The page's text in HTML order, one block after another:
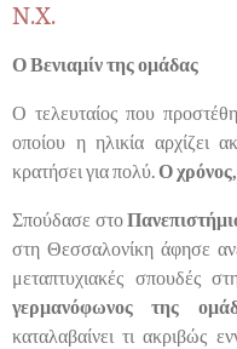
Ν.Χ.
Ο Βενιαμίν της ομάδας
Ο τελευταίος που
οποίου η ηλικία αρχίζει
κρατήσει για πολύ.Ο χρόνος,
Σπούδασε στο
στη Θεσσαλονίκη άφησε
μεταπτυχιακές σπουδές
γερμανόφωνος της
καταλαβαίνει τι ακριβώς